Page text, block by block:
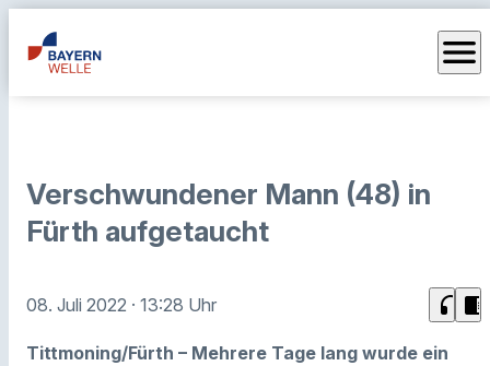
menu
Verschwundener Mann (48) in
Fürth aufgetaucht
08. Juli 2022 · 13:28 Uhr headphones chrome_reader_mode
Tittmoning/Fürth – Mehrere Tage lang wurde ein